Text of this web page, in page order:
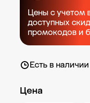
Цены с учетом
доступных
промокодов и
Есть в наличии
Цена